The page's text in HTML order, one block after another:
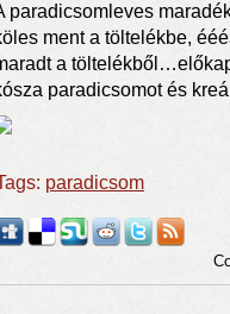
paradicsomleves
ment a töltelékbe,
a
paradicsomot és
paradicsom